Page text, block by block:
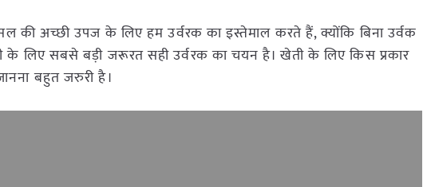
की अच्छी उपज के लिए हम उर्वरक का इस्तेमाल करते हैं, क्योंकि बिना उर्वक
लिए सबसे बड़ी जरूरत सही उर्वरक का चयन है। खेती के लिए किस प्रकार
बहुत जरुरी है।